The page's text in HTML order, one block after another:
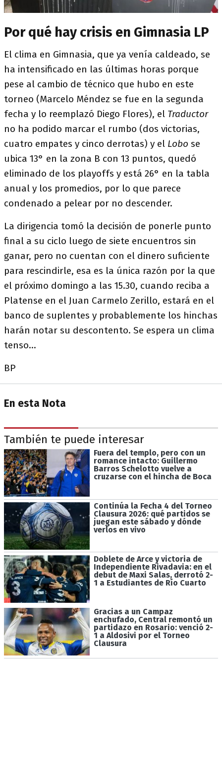
Por qué hay crisis en Gimnasia LP
El clima en Gimnasia, que ya venía caldeado, se
ha intensificado en las últimas horas porque
pese al cambio de técnico que hubo en este
torneo (Marcelo Méndez se fue en la segunda
fecha y lo reemplazó Diego Flores), el Traductor
no ha podido marcar el rumbo (dos victorias,
cuatro empates y cinco derrotas) y el Lobo se
ubica 13° en la zona B con 13 puntos, quedó
eliminado de los playoffs y está 26° en la tabla
anual y los promedios, por lo que parece
condenado a pelear por no descender.
La dirigencia tomó la decisión de ponerle punto
final a su ciclo luego de siete encuentros sin
ganar, pero no cuentan con el dinero suficiente
para rescindirle, esa es la única razón por la que
el próximo domingo a las 15.30, cuando reciba a
Platense en el Juan Carmelo Zerillo, estará en el
banco de suplentes y probablemente los hinchas
harán notar su descontento. Se espera un clima
tenso...
BP
En esta Nota
También te puede interesar
Fuera del templo, pero con un
romance intacto: Guillermo
Barros Schelotto vuelve a
cruzarse con el hincha de Boca
Continúa la Fecha 4 del Torneo
Clausura 2026: qué partidos se
juegan este sábado y dónde
verlos en vivo
Doblete de Arce y victoria de
Independiente Rivadavia: en el
debut de Maxi Salas, derrotó 2-
1 a Estudiantes de Río Cuarto
Gracias a un Campaz
enchufado, Central remontó un
partidazo en Rosario: venció 2-
1 a Aldosivi por el Torneo
Clausura